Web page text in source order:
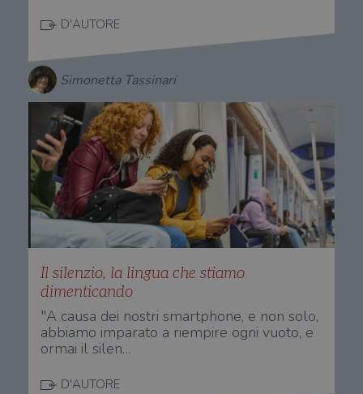
D'AUTORE
Simonetta Tassinari
Il silenzio, la lingua che stiamo
dimenticando
"A causa dei nostri smartphone, e non solo,
abbiamo imparato a riempire ogni vuoto, e
ormai il silen…
D'AUTORE